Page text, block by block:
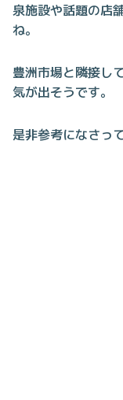
泉施設や話題の店
ね。
豊洲市場と隣接し
気が出そうです。
是非参考になさっ